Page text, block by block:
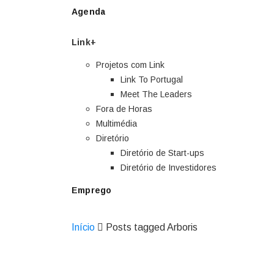
Agenda
Link+
Projetos com Link
Link To Portugal
Meet The Leaders
Fora de Horas
Multimédia
Diretório
Diretório de Start-ups
Diretório de Investidores
Emprego
Início Posts tagged Arboris